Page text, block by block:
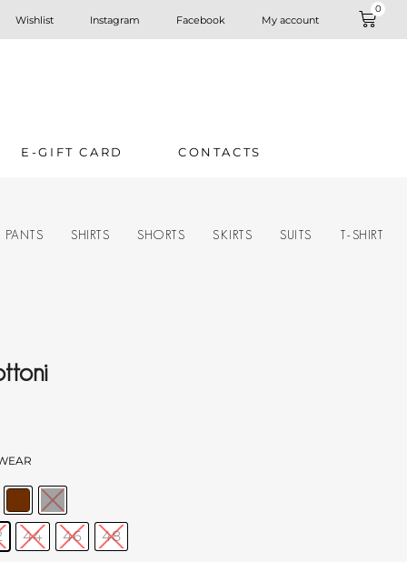
Wishlist Instagram Facebook My account
0
E-GIFT CARD CONTACTS
PANTS SHIRTS SHORTS SKIRTS SUITS
T-SHIRT
44 46 48